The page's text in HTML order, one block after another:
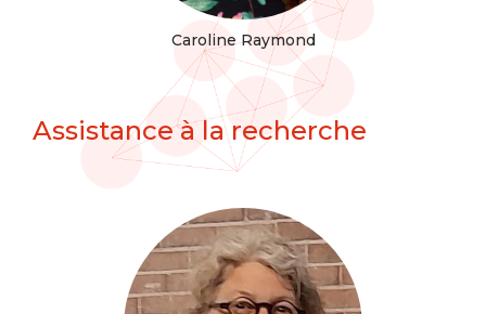
Caroline Raymond
Assistance à la recherche